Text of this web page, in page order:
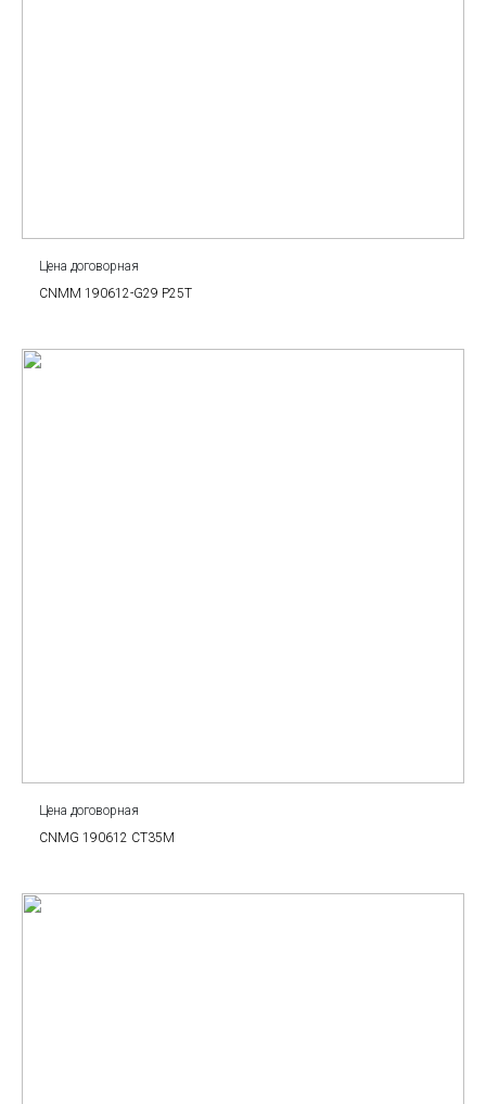
Цена договорная
CNMM 190612-G29 P25T
Цена договорная
CNMG 190612 CT35M